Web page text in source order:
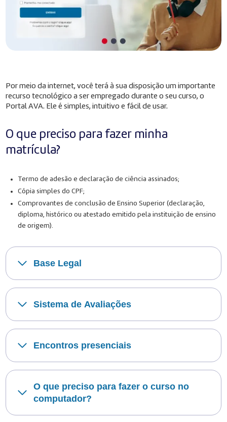
Por meio da internet, você terá à sua disposição um importante
recurso tecnológico a ser empregado durante o seu curso, o
Portal AVA. Ele é simples, intuitivo e fácil de usar.
O que preciso para fazer minha
matrícula?
Termo de adesão e declaração de ciência assinados;
Cópia simples do CPF;
Comprovantes de conclusão de Ensino Superior (declaração,
diploma, histórico ou atestado emitido pela instituição de ensino
de origem).
Base Legal
Sistema de Avaliações
Encontros presenciais
O que preciso para fazer o curso no
computador?